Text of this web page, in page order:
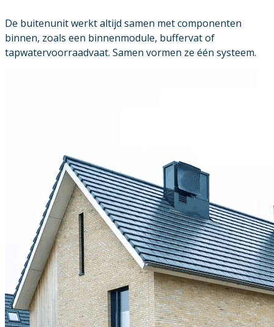
De buitenunit werkt altijd samen met componenten
binnen, zoals een binnenmodule, buffervat of
tapwatervoorraadvaat. Samen vormen ze één systeem.